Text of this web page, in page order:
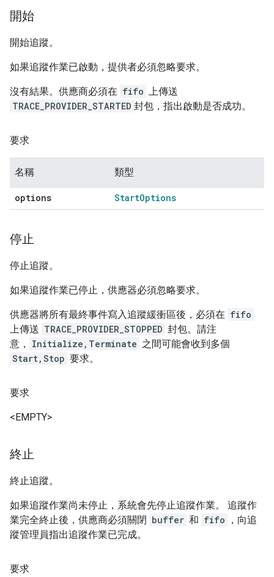
開始
開始追蹤。
如果追蹤作業已啟動，提供者必須忽略要求。
沒有結果。供應商必須在 fifo
上傳送
TRACE_PROVIDER_STARTED 封包，指出啟動是否成功。
要求
名稱 類型
options StartOptions
停止
停止追蹤。
如果追蹤作業已停止，供應器必須忽略要求。
供應器將所有最終事件寫入追蹤緩衝區後，必須在 fifo
上傳送 TRACE_PROVIDER_STOPPED 封包。請注
意，
Initialize,Terminate 之間可能會收到多個
Start,Stop 要求。
要求
<EMPTY>
終止
終止追蹤。
如果追蹤作業尚未停止，系統會先停止追蹤作業。 追蹤作
業完全終止後，供應商必須關閉 buffer 和 fifo
，向追
蹤管理員指出追蹤作業已完成。
要求